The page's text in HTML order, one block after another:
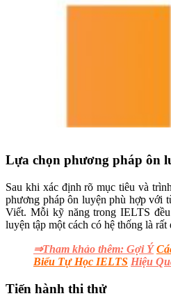
Lựa chọn phương pháp ôn
Sau khi xác định rõ mục tiêu và
phương pháp ôn luyện phù hợp với
Viết. Mỗi kỹ năng trong IELTS
luyện tập một cách có hệ thống là rất
⇒Tham khảo thêm: Gợi Ý
Biểu Tự Học IELTS Hiệu
Tiến hành thi thử